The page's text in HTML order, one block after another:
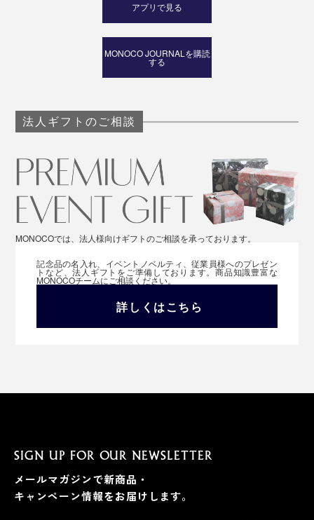
アプリで見る
MONOCO JOURNALを購読
する
法人ギフトのご相談
MONOCOでは、法人様向けギフトのご相談を承っております。
記念品の名入れ、イベントノベルティ、従業員様へのプレゼン
トなど、法人ギフトをご準備しております。商品知識豊富な
MONOCOチームにご相談ください。
詳しくはこちら
SIGN UP FOR OUR NEWSLETTER
メールマガジンで新商品・
キャンペーン情報をお届けします。